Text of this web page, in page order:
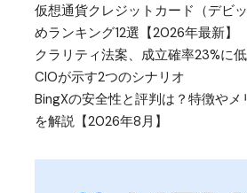
仮想通貨クレジットカード（デビ
めランキング12選【2026年最新】
クラリティ法案、成立確率23%に
CIOが示す2つのシナリオ
BingXの安全性と評判は？特徴やメ
を解説【2026年8月】